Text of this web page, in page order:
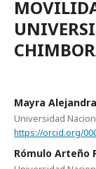
Mayra
Universidad
https://orcid.org/
Rómulo Arteño